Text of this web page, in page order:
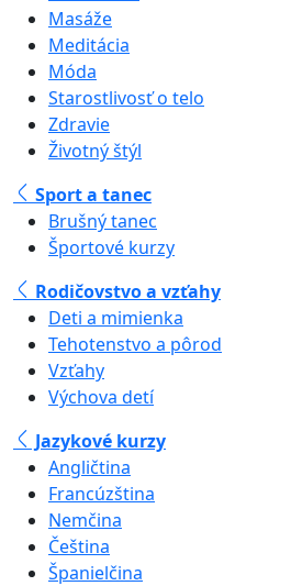
Masáže
Meditácia
Móda
Starostlivosť o telo
Zdravie
Životný štýl
Sport a tanec
Brušný tanec
Športové kurzy
Rodičovstvo a vzťahy
Deti a mimienka
Tehotenstvo a pôrod
Vzťahy
Výchova detí
Jazykové kurzy
Angličtina
Francúzština
Nemčina
Čeština
Španielčina